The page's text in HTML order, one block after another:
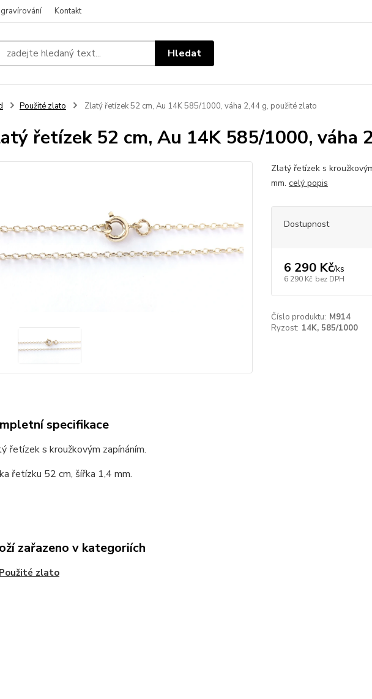
Kontakt
Hledat
Použité zlato Zlatý řetízek 52 cm, Au 14K 585/1000, váha 2,44 g, použité zlato
řetízek 52 cm, Au 14K 585/1000, váha
Zlatý řetízek s
mm. celý popis
Dostupnost
6 290 Kč/ks
6 290 Kč bez DPH
Číslo produktu: M914
Ryzost: 14K, 585/1000
specifikace
řetízek s kroužkovým zapínáním.
řetízku 52 cm, šířka 1,4 mm.
zařazeno v kategoriích
Použité zlato